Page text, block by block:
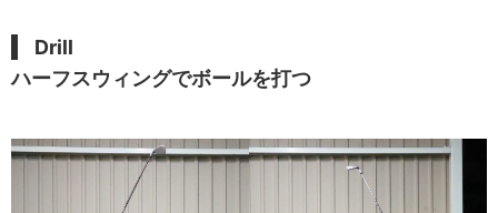
Drill
ハーフスウィングでボールを打つ